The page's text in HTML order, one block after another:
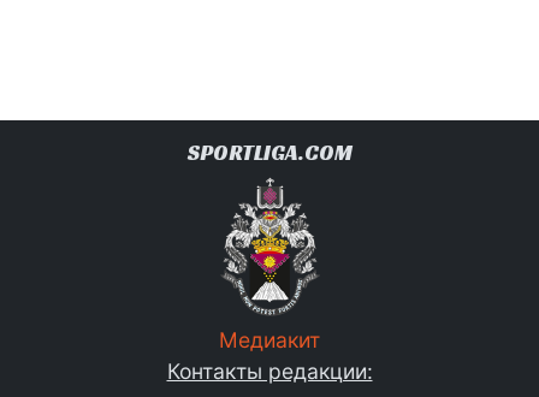
SPORTLIGA.COM
Медиакит
Контакты редакции: